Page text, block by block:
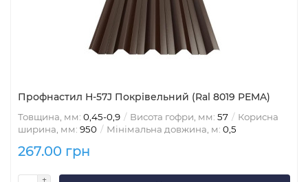
Профнастил Н-57J Покрівельний (Ral 8019 PEMA)
Товщина, мм: 0,45-0,9 Висота гофри, мм: 57
Корисна
ширина, мм: 950 Мінімальна довжина, м: 0,5
267.00 грн